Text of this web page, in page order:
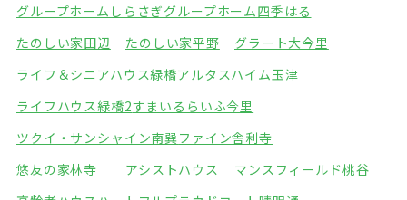
グループホームしらさぎグループホーム四季はる
たのしい家田辺
たのしい家平野
グラート大今里
ライフ＆シニアハウス緑橋アルタスハイム玉津
ライフハウス緑橋2すまいるらいふ今里
ツクイ・サンシャイン南巽ファイン舎利寺
悠友の家林寺
アシストハウス
マンスフィールド桃谷